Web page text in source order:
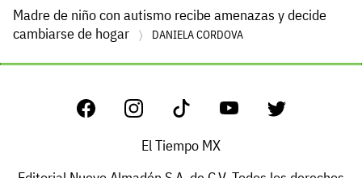
Madre de niño con autismo recibe amenazas y decide
cambiarse de hogar
DANIELA CORDOVA
El Tiempo MX